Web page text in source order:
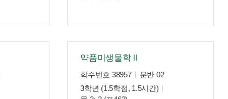
약품미생물학Ⅱ
학수번호 38957
분반 02
3학년 (1.5학점, 1.5시간)